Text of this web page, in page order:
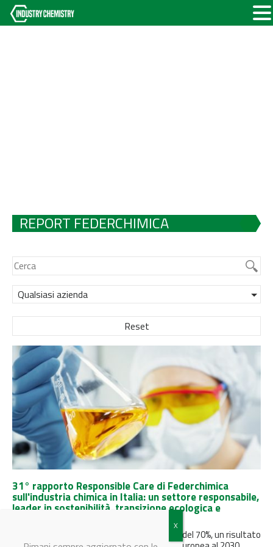
REPORT FEDERCHIMICA
Qualsiasi azienda
Reset
31° rapporto Responsible Care di Federchimica
sull'industria chimica in Italia: un settore responsabile,
leader in sostenibilità, transizione ecologica e
Dal 1990 le emissioni di CO2 sono diminuite del 70%, un risultato